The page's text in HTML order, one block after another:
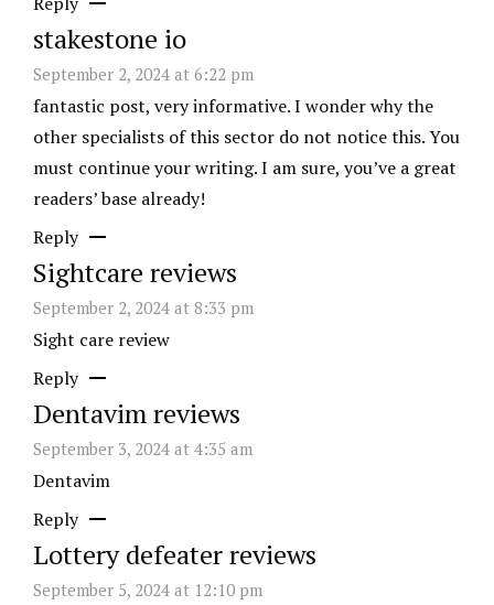
stakestone io
September 2, 2024 at 6:22 pm
fantastic post, very informative. I wonder why the
other specialists of this sector do not notice this. You
must continue your writing. I am sure, you’ve a great
readers’ base already!
Reply
Sightcare reviews
September 2, 2024 at 8:33 pm
Sight care review
Reply
Dentavim reviews
September 3, 2024 at 4:35 am
Dentavim
Reply
Lottery defeater reviews
September 5, 2024 at 12:10 pm